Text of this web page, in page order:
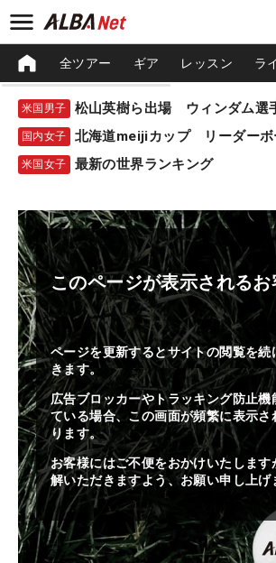
全ツアー ギア レッスン ラ
米国男子
国内女子 北海道meijiカップ リーダーボ
米国女子 最新の世界ランキング
このページが表示される
ページを更新するとサイトの閲覧を続
きます。
広告ブロッカーやトラッキング防止機
ている場合、この画面が頻繁に表示さ
ります。
お客様にはご不便をおかけいたします
解いただきますよう、お願い申し上げ